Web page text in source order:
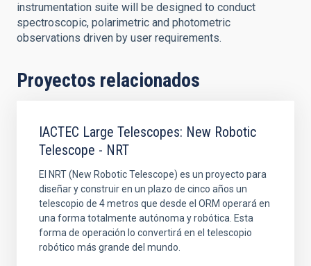
instrumentation suite will be designed to conduct
spectroscopic, polarimetric and photometric
observations driven by user requirements.
Proyectos relacionados
IACTEC Large Telescopes: New Robotic
Telescope - NRT
El NRT (New Robotic Telescope) es un proyecto para
diseñar y construir en un plazo de cinco años un
telescopio de 4 metros que desde el ORM operará en
una forma totalmente autónoma y robótica. Esta
forma de operación lo convertirá en el telescopio
robótico más grande del mundo.